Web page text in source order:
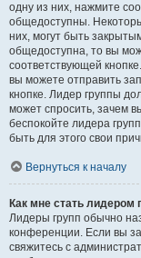
одну из них, нажмите
общедоступны.
них, могут быть
общедоступна, то вы
соответствующей
вы можете отправить
кнопке. Лидер группы
может спросить, зачем
беспокойте лидера
быть для этого свои
Вернуться к началу
Как мне стать лидером
Лидеры групп обычно
конференции. Если вы
свяжитесь с